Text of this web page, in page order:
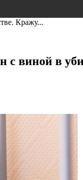
Кражу...
виной в